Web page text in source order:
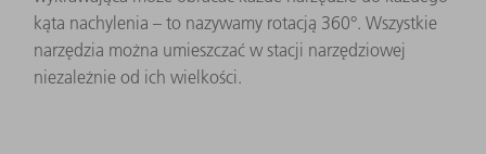
kąta nachylenia – to nazywamy rotacją 360°. Wszystkie
narzędzia można umieszczać w stacji narzędziowej
niezależnie od ich wielkości.